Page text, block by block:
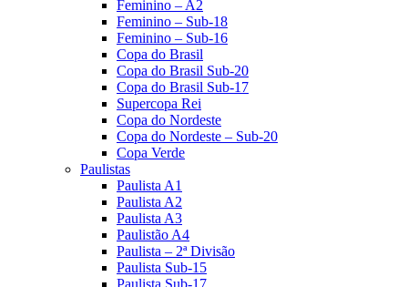
Feminino – A2
Feminino – Sub-18
Feminino – Sub-16
Copa do Brasil
Copa do Brasil Sub-20
Copa do Brasil Sub-17
Supercopa Rei
Copa do Nordeste
Copa do Nordeste – Sub-20
Copa Verde
Paulistas
Paulista A1
Paulista A2
Paulista A3
Paulistão A4
Paulista – 2ª Divisão
Paulista Sub-15
Paulista Sub-17